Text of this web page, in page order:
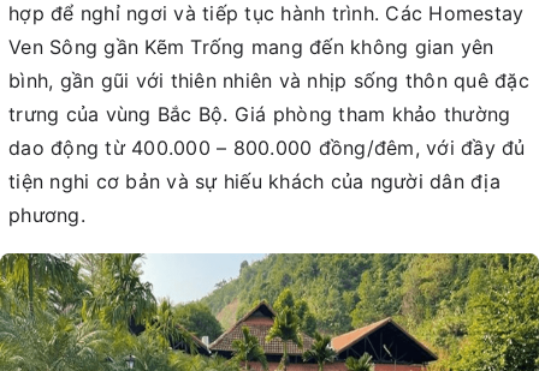
hợp để nghỉ ngơi và tiếp tục hành trình. Các Homestay
Ven Sông gần Kẽm Trống mang đến không gian yên
bình, gần gũi với thiên nhiên và nhịp sống thôn quê đặc
trưng của vùng Bắc Bộ. Giá phòng tham khảo thường
dao động từ 400.000 – 800.000 đồng/đêm, với đầy đủ
tiện nghi cơ bản và sự hiếu khách của người dân địa
phương.